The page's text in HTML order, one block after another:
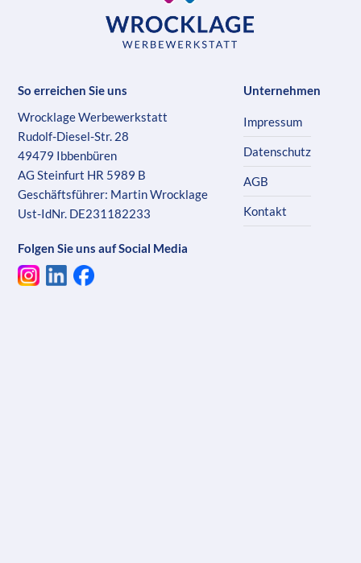
So erreichen Sie uns
Wrocklage Werbewerkstatt
Rudolf-Diesel-Str. 28
49479 Ibbenbüren
AG Steinfurt HR 5989 B
Geschäftsführer: Martin Wrocklage
Ust-IdNr. DE231182233
Folgen Sie uns auf Social Media
Unternehmen
Impressum
Datenschutz
AGB
Kontakt